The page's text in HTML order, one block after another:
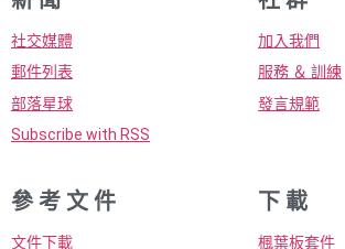
社交媒體
郵件列表
部落星球
Subscribe with RSS
加入我們
服務 ＆ 訓練
發言規範
參 考 文 件
文件下載
下 載
楓葉板套件